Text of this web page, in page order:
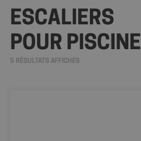
ESCALIERS
POUR PISCINE
5 RÉSULTATS AFFICHÉS